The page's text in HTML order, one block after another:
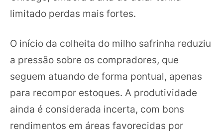
limitado perdas mais fortes.
O início da colheita do milho safrinha reduziu
a pressão sobre os compradores, que
seguem atuando de forma pontual, apenas
para recompor estoques. A produtividade
ainda é considerada incerta, com bons
rendimentos em áreas favorecidas por